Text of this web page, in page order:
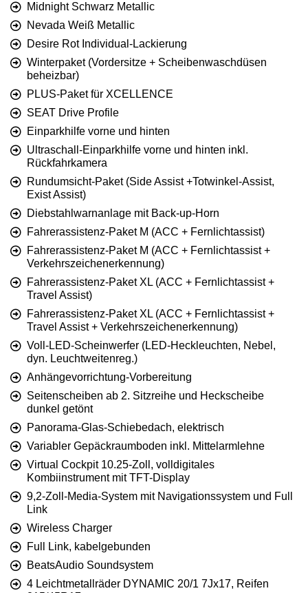
Midnight Schwarz Metallic
Nevada Weiß Metallic
Desire Rot Individual-Lackierung
Winterpaket (Vordersitze + Scheibenwaschdüsen
beheizbar)
PLUS-Paket für XCELLENCE
SEAT Drive Profile
Einparkhilfe vorne und hinten
Ultraschall-Einparkhilfe vorne und hinten inkl.
Rückfahrkamera
Rundumsicht-Paket (Side Assist +Totwinkel-Assist,
Exist Assist)
Diebstahlwarnanlage mit Back-up-Horn
Fahrerassistenz-Paket M (ACC + Fernlichtassist)
Fahrerassistenz-Paket M (ACC + Fernlichtassist +
Verkehrszeichenerkennung)
Fahrerassistenz-Paket XL (ACC + Fernlichtassist +
Travel Assist)
Fahrerassistenz-Paket XL (ACC + Fernlichtassist +
Travel Assist + Verkehrszeichenerkennung)
Voll-LED-Scheinwerfer (LED-Heckleuchten, Nebel,
dyn. Leuchtweitenreg.)
Anhängevorrichtung-Vorbereitung
Seitenscheiben ab 2. Sitzreihe und Heckscheibe
dunkel getönt
Panorama-Glas-Schiebedach, elektrisch
Variabler Gepäckraumboden inkl. Mittelarmlehne
Virtual Cockpit 10.25-Zoll, volldigitales
Kombiinstrument mit TFT-Display
9,2-Zoll-Media-System mit Navigationssystem und Full
Link
Wireless Charger
Full Link, kabelgebunden
BeatsAudio Soundsystem
4 Leichtmetallräder DYNAMIC 20/1 7Jx17, Reifen